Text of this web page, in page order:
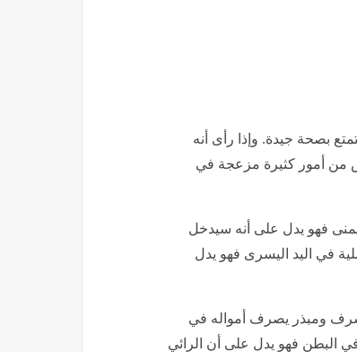
بصحة جيدة. وإذا رأى أنه
من أمور كثيرة مزعجة في
فهو يدل على أنه سيدخل
في اليد اليسرى فهو يدل
ومبذر يصرف أمواله في
البطن فهو يدل على أن الرائي